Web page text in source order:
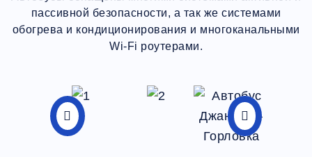
пассивной безопасности, а так же системами
обогрева и кондиционирования и многоканальными
Wi-Fi роутерами.